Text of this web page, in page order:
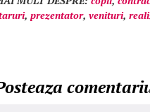
, prezentator, venituri,